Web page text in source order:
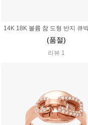
(품절)
리뷰 1